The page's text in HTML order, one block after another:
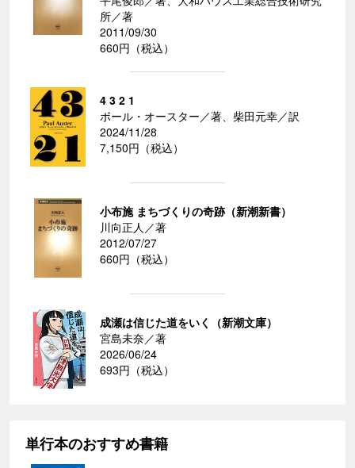
所／著
2011/09/30
660円（税込）
4 3 2 1
ポール・オースター／著、柴田元幸／訳
2024/11/28
7,150円（税込）
小布施 まちづくりの奇跡（新潮新書）
川向正人／著
2012/07/27
660円（税込）
成瀬は信じた道をいく（新潮文庫）
宮島未奈／著
2026/06/24
693円（税込）
単行本のおすすめ書籍